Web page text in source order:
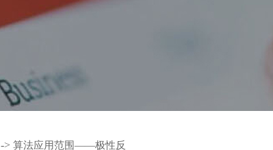
-> 算法应用范围——极性反